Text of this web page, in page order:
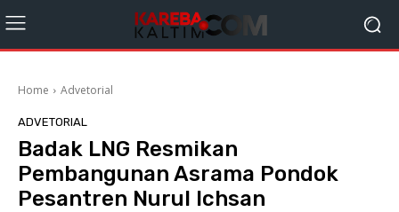
Home Advetorial
ADVETORIAL
Badak LNG Resmikan
Pembangunan Asrama Pondok
Pesantren Nurul Ichsan